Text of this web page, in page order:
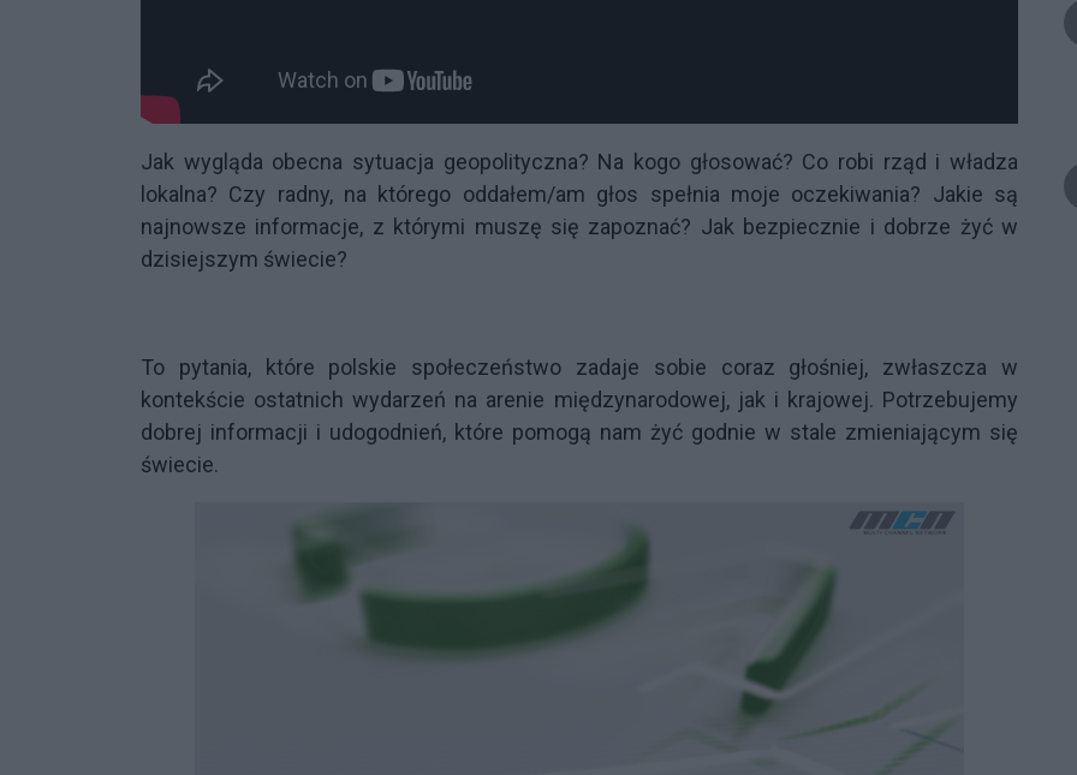
Jak wygląda obecna sytuacja geopolityczna? Na kogo głosować? Co robi rząd i władza
lokalna? Czy radny, na którego oddałem/am głos spełnia moje oczekiwania? Jakie są
najnowsze informacje, z którymi muszę się zapoznać? Jak bezpiecznie i dobrze żyć w
dzisiejszym świecie?
To pytania, które polskie społeczeństwo zadaje sobie coraz głośniej, zwłaszcza w
kontekście ostatnich wydarzeń na arenie międzynarodowej, jak i krajowej. Potrzebujemy
dobrej informacji i udogodnień, które pomogą nam żyć godnie w stale zmieniającym się
świecie.